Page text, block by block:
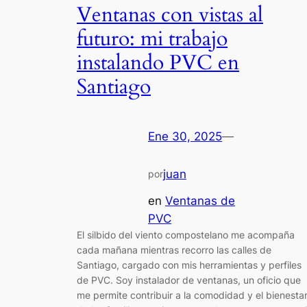
Ventanas con vistas al
futuro: mi trabajo
instalando PVC en
Santiago
Ene 30, 2025—
porjuan
en Ventanas de
PVC
El silbido del viento compostelano me acompaña
cada mañana mientras recorro las calles de
Santiago, cargado con mis herramientas y perfiles
de PVC. Soy instalador de ventanas, un oficio que
me permite contribuir a la comodidad y el bienestar